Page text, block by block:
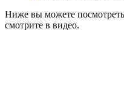
Ниже вы можете
смотрите в видео.